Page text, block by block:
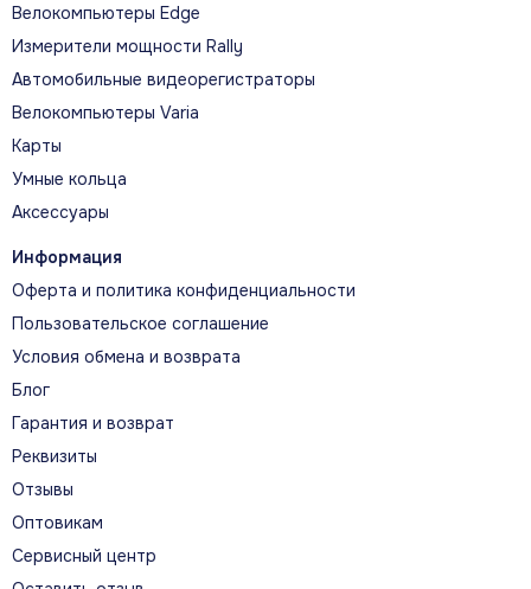
Велокомпьютеры Edge
Измерители мощности Rally
Автомобильные видеорегистраторы
Велокомпьютеры Varia
Карты
Умные кольца
Аксессуары
Информация
Оферта и политика конфиденциальности
Пользовательское соглашение
Условия обмена и возврата
Блог
Гарантия и возврат
Реквизиты
Отзывы
Оптовикам
Сервисный центр